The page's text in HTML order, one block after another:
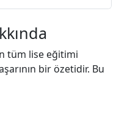
tüm lise eğitimi
bir özetidir. Bu